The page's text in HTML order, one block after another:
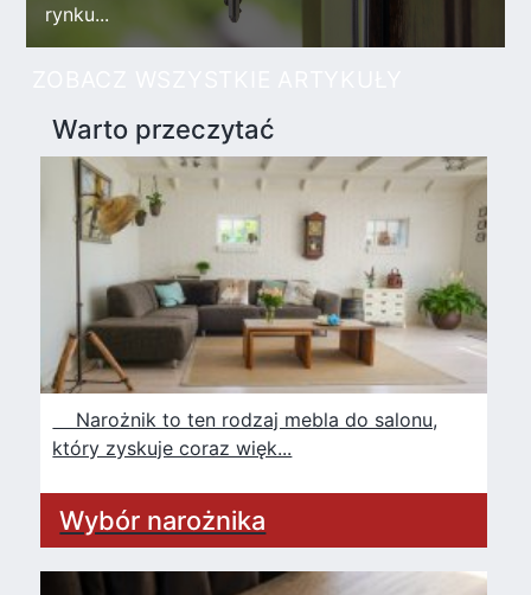
rynku...
Warto przeczytać
Narożnik to ten rodzaj mebla do salonu,
który zyskuje coraz więk...
Wybór narożnika